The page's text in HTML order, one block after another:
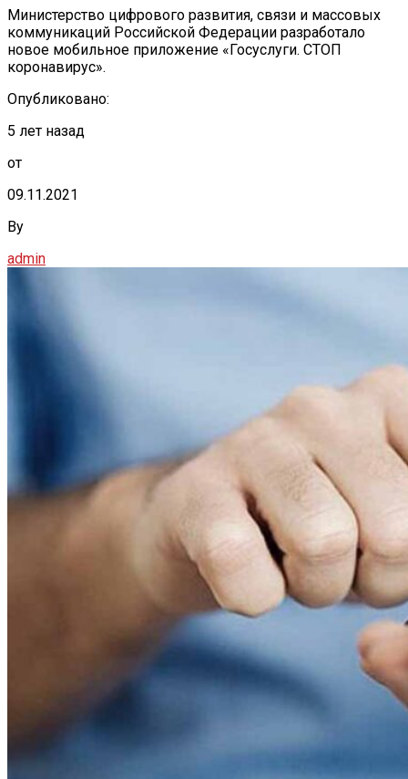
Министерство цифрового развития, связи и массовых
коммуникаций Российской Федерации разработало
новое мобильное приложение «Госуслуги. СТОП
коронавирус».
Опубликовано:
5 лет назад
от
09.11.2021
By
admin